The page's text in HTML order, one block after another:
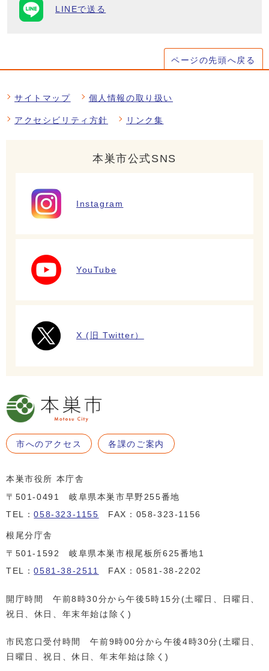
LINEで送る
ページの先頭へ戻る
サイトマップ 個人情報の取り扱い
アクセシビリティ方針 リンク集
本巣市公式SNS
Instagram
YouTube
X (旧 Twitter）
市へのアクセス 各課のご案内
本巣市役所 本庁舎
〒501-0491 岐阜県本巣市早野255番地
TEL：058-323-1155 FAX：058-323-1156
根尾分庁舎
〒501-1592 岐阜県本巣市根尾板所625番地1
TEL：0581-38-2511 FAX：0581-38-2202
開庁時間 午前8時30分から午後5時15分(土曜日、日曜日、
祝日、休日、年末年始は除く)
市民窓口受付時間 午前9時00分から午後4時30分(土曜日、
日曜日、祝日、休日、年末年始は除く)